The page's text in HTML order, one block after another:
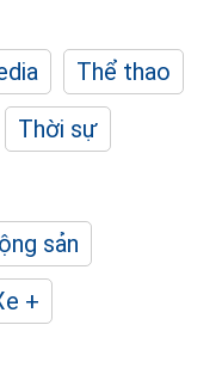
Thể thao
Thời sự
sản
+